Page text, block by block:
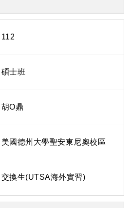
112
碩士班
胡O鼎
美國德州大學聖安東尼奧校區
交換生(UTSA海外實習)